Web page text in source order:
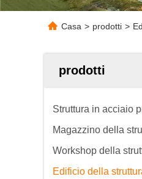
Casa > prodotti >
prodotti
Struttura in acciaio
Magazzino della
Workshop della
Edificio della